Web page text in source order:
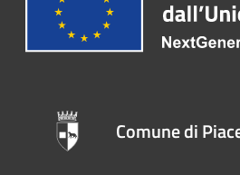
Comune di